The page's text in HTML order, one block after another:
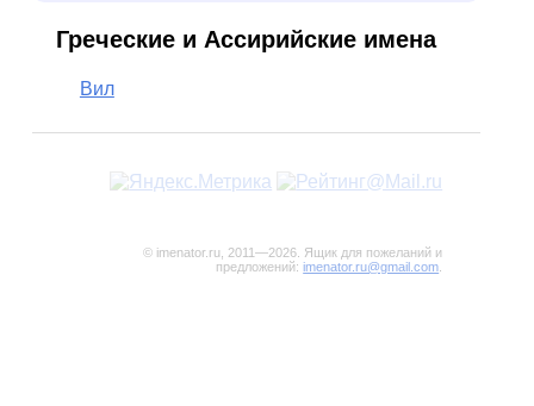
Греческие и Ассирийские имена
Вил
© imenator.ru, 2011—2026. Ящик для пожеланий и
предложений:imenator.ru@gmail.com